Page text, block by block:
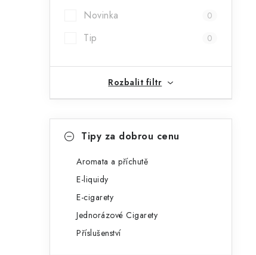
a
n
e
Novinka 0
Tip 0
Rozbalit filtr
kategorieTipy za dobrou cenu
Aromata a příchutě
E-liquidy
E-cigarety
Jednorázové Cigarety
Příslušenství